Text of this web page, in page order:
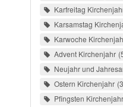
Karfreitag
Karsamstag
Karwoche
Advent Kirchenjahr
Neujahr und
Ostern Kirchenjahr 3
Pfingsten Kirchenjahr